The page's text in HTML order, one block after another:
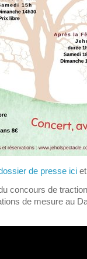
de presse ici
concours de
de mesure au